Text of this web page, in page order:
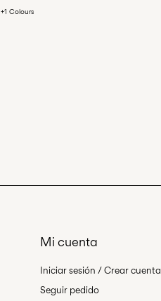
+1 Colours
Mi cuenta
Iniciar sesión / Crear cuenta
Seguir pedido